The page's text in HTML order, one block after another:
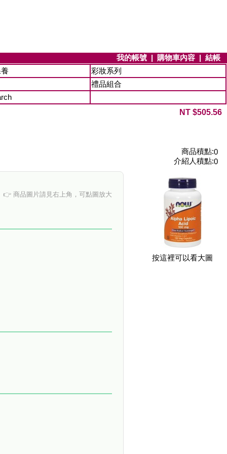
我的帳號 | 購物車內容 | 結帳
彩妝系列
禮品組合
NT $505.56
商品積點:0
介紹人積點:0
按這裡可以看大圖
👉 商品圖片請見右上角，可點圖放大